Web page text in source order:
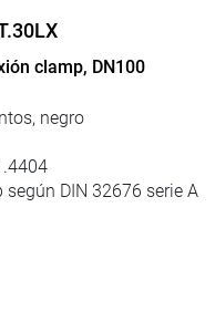
clamp, DN100
negro
DIN 32676 serie A